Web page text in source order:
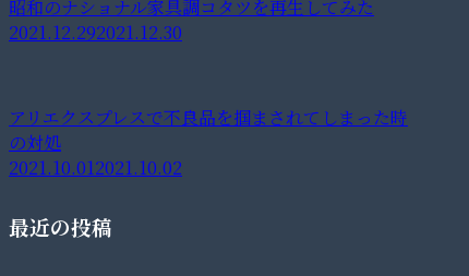
昭和のナショナル家具調コタツを再生してみた
2021.12.292021.12.30
アリエクスプレスで不良品を掴まされてしまった時
の対処
2021.10.012021.10.02
最近の投稿